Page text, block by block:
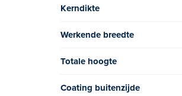
Kerndikte
Werkende breedte
Totale hoogte
Coating buitenzijde